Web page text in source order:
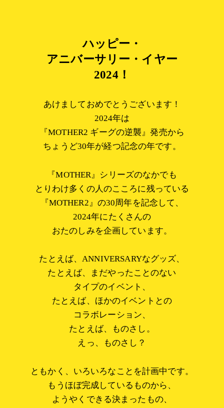
ハッピー・
アニバーサリー・イヤー
2024！
あけましておめでとうございます！
2024年は
『MOTHER2 ギーグの逆襲』発売から
ちょうど30年が経つ記念の年です。
『MOTHER』シリーズのなかでも
とりわけ多くの人のこころに残っている
『MOTHER2』の30周年を記念して、
2024年にたくさんの
おたのしみを企画しています。
たとえば、ANNIVERSARYなグッズ、
たとえば、まだやったことのない
タイプのイベント、
たとえば、ほかのイベントとの
コラボレーション、
たとえば、ものさし。
えっ、ものさし？
ともかく、いろいろなことを計画中です。
もうほぼ完成しているものから、
ようやくできる決まったもの、